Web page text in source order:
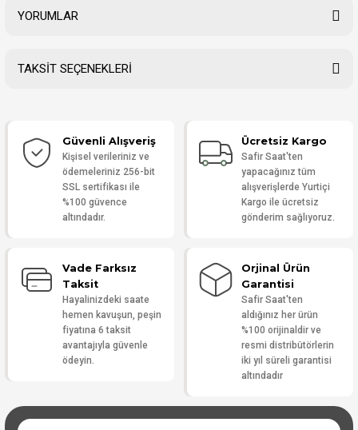
YORUMLAR
Yorum Yaz
TAKSİT SEÇENEKLERİ
Güvenli Alışveriş
Kişisel verileriniz ve
ödemeleriniz 256-bit
SSL sertifikası ile
%100 güvence
altındadır.
Ücretsiz Kargo
Safir Saat'ten
yapacağınız tüm
alışverişlerde Yurtiçi
Kargo ile ücretsiz
gönderim sağlıyoruz.
Vade Farksız
Taksit
Hayalinizdeki saate
hemen kavuşun, peşin
fiyatına 6 taksit
avantajıyla güvenle
ödeyin.
Orjinal Ürün
Garantisi
Safir Saat'ten
aldığınız her ürün
%100 orijinaldir ve
resmi distribütörlerin
iki yıl süreli garantisi
altındadır